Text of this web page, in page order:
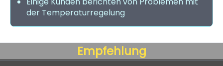
der Temperaturregelung
Empfehlung